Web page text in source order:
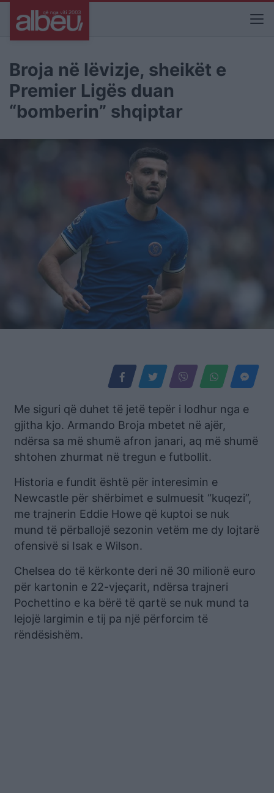
Broja në lëvizje, sheikët e
Premier Ligës duan
“bomberin” shqiptar
Me siguri që duhet të jetë tepër i lodhur nga e
gjitha kjo. Armando Broja mbetet në ajër,
ndërsa sa më shumë afron janari, aq më shumë
shtohen zhurmat në tregun e futbollit.
Historia e fundit është për interesimin e
Newcastle për shërbimet e sulmuesit “kuqezi”,
me trajnerin Eddie Howe që kuptoi se nuk
mund të përballojë sezonin vetëm me dy lojtarë
ofensivë si Isak e Wilson.
Chelsea do të kërkonte deri në 30 milionë euro
për kartonin e 22-vjeçarit, ndërsa trajneri
Pochettino e ka bërë të qartë se nuk mund ta
lejojë largimin e tij pa një përforcim të
rëndësishëm.